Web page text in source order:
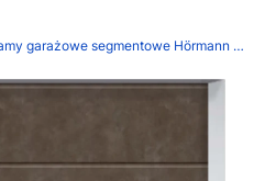
Bramy garażowe segmentowe Hörmann LPU 42